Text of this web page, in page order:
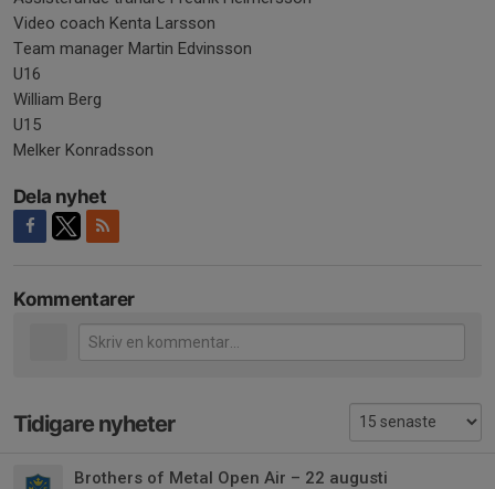
Video coach Kenta Larsson
Team manager Martin Edvinsson
U16
William Berg
U15
Melker Konradsson
Dela nyhet
Kommentarer
Tidigare nyheter
Brothers of Metal Open Air – 22 augusti